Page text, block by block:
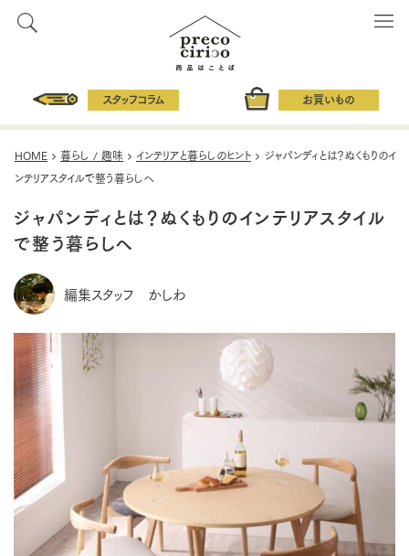
スタッフコラム お買いもの
HOME 暮らし / 趣味 インテリアと暮らしのヒント
ジャパンディとは？ぬくもりのイ
ンテリアスタイルで整う暮らしへ
ジャパンディとは？ぬくもりのインテリアスタイル
で整う暮らしへ
編集スタッフ かしわ